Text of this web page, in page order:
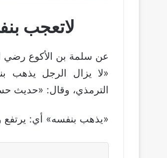
لاتعجب
عن سلمة بن الأكوع رضي
«لا يزال الرجل يذهب
الترمذي، وقال: «حديث
«يذهب بنفسه» أي: يرتفع